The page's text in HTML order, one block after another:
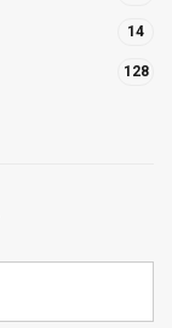
14
128